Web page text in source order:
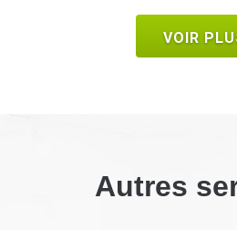
VOIR
Autres